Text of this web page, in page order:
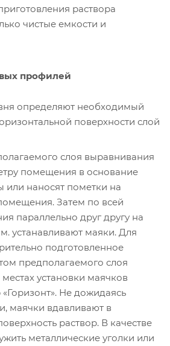
раствора
чистые емкости и
профилей
определяют необходимый
поверхности слой
слоя выравнивания
помещения в основание
или наносят пометки на
Затем по всей
параллельно друг другу на
м. устанавливают маяки. Для
подготовленное
предполагаемого слоя
установки маячков
«Горизонт». Не дожидаясь
маячки вдавливают в
раствор. В качестве
металлические уголки или